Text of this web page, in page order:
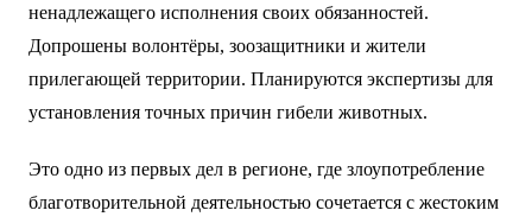
ненадлежащего исполнения своих обязанностей.
Допрошены волонтёры, зоозащитники и жители
прилегающей территории. Планируются экспертизы для
установления точных причин гибели животных.
Это одно из первых дел в регионе, где злоупотребление
благотворительной деятельностью сочетается с жестоким